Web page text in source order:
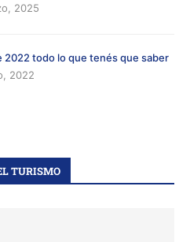
2025
2022 todo lo que tenés que saber
2022
TURISMO